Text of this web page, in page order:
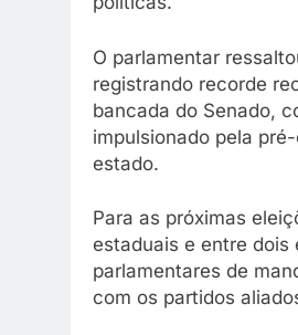
O parlamentar
registrando recorde
bancada do Senado,
impulsionado pela
estado.
Para as próximas
estaduais e entre
parlamentares de
com os partidos